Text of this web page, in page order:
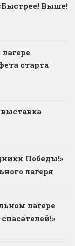
Выше!
старта
Победы!»
лагеря
лагере